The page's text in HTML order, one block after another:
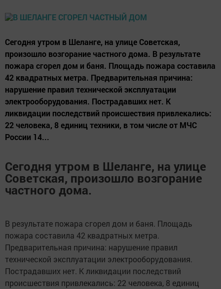
Сегодня утром в Шеланге, на улице Советская,
произошло возгорание частного дома. В результате
пожара сгорел дом и баня. Площадь пожара составила
42 квадратных метра. Предварительная причина:
нарушение правил технической эксплуатации
электрооборудования. Пострадавших нет. К
ликвидации последствий происшествия привлекались:
22 человека, 8 единиц техники, в том числе от МЧС
России 14...
Сегодня утром в Шеланге, на улице
Советская, произошло возгорание
частного дома.
В результате пожара сгорел дом и баня. Площадь
пожара составила 42 квадратных метра.
Предварительная причина: нарушение правил
технической эксплуатации электрооборудования.
Пострадавших нет. К ликвидации последствий
происшествия привлекались: 22 человека, 8 единиц